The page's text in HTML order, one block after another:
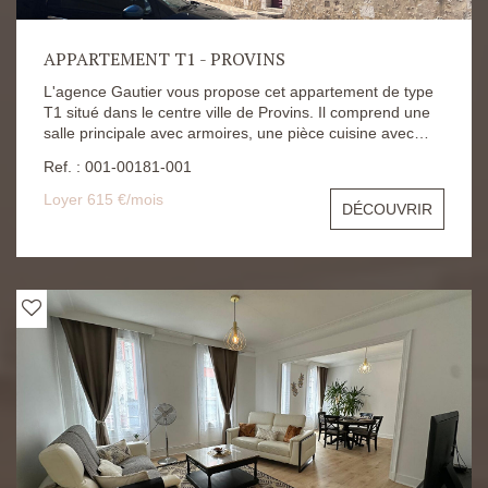
APPARTEMENT T1 - PROVINS
L'agence Gautier vous propose cet appartement de type
T1 situé dans le centre ville de Provins. Il comprend une
salle principale avec armoires, une pièce cuisine avec
réfrigérateur) et aménagements, une salle d'eau, une
pièce WC. Le logement possède également une place de
charges de 55€ (eau). Dépôt de garantie à 560€
Honoraires d'agence à 555,61€ Les risques auxquels ce
https://www.georisques.gouv.fr/
Ref. : 001-00181-001
Loyer 615 €/mois
DÉCOUVRIR